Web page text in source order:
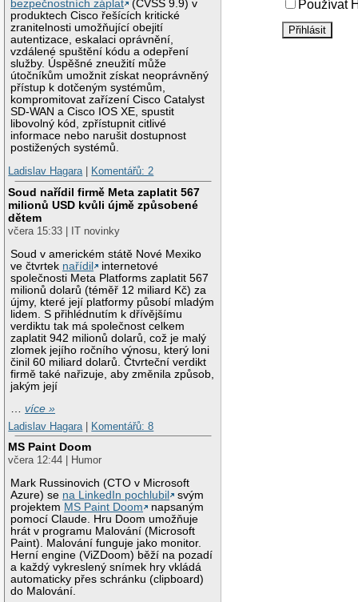
bezpečnostních záplat
(CVSS 9.9) v
produktech Cisco řešících kritické
zranitelnosti umožňující obejití
autentizace, eskalaci oprávnění,
vzdálené spuštění kódu a odepření
služby. Úspěšné zneužití může
útočníkům umožnit získat neoprávněný
přístup k dotčeným systémům,
kompromitovat zařízení Cisco Catalyst
SD-WAN a Cisco IOS XE, spustit
libovolný kód, zpřístupnit citlivé
informace nebo narušit dostupnost
postižených systémů.
Ladislav Hagara| Komentářů: 2
Soud nařídil firmě Meta zaplatit 567
milionů USD kvůli újmě způsobené
dětem
včera 15:33 | IT novinky
Soud v americkém státě Nové Mexiko
ve čtvrtek nařídil
internetové
společnosti Meta Platforms zaplatit 567
milionů dolarů (téměř 12 miliard Kč) za
újmy, které její platformy působí mladým
lidem. S přihlédnutím k dřívějšímu
verdiktu tak má společnost celkem
zaplatit 942 milionů dolarů, což je malý
zlomek jejího ročního výnosu, který loni
činil 60 miliard dolarů. Čtvrteční verdikt
firmě také nařizuje, aby změnila způsob,
jakým její
…více »
Ladislav Hagara
Komentářů: 8
MS Paint Doom
včera 12:44 | Humor
Mark Russinovich (CTO v Microsoft
Azure) se na LinkedIn pochlubil
svým
projektem MS Paint Doom
napsaným
pomocí Claude. Hru Doom umožňuje
hrát v programu Malování (Microsoft
Paint). Malování funguje jako monitor.
Herní engine (ViZDoom) běží na pozadí
a každý vykreslený snímek hry vkládá
automaticky přes schránku (clipboard)
do Malování.
Používat